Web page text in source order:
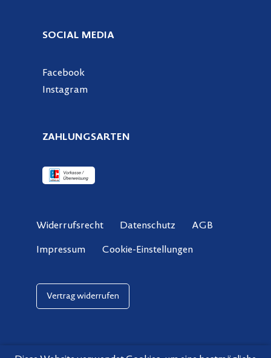
SOCIAL MEDIA
Facebook
Instagram
ZAHLUNGSARTEN
Widerrufsrecht Datenschutz AGB
Impressum Cookie-Einstellungen
Vertrag widerrufen